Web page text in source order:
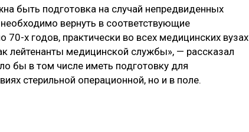
быть подготовка на случай непредвиденных
вернуть в соответствующие
70-х годов, практически во всех медицинских вузах
лейтенанты медицинской службы», — рассказал
бы в том числе иметь подготовку для
стерильной операционной, но и в поле.